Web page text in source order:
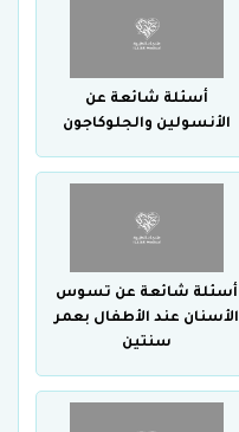
أسئلة شائعة عن
الأنسولين والجلوكاجون
أسئلة شائعة عن تسوس
الأسنان عند الأطفال بعمر
سنتين